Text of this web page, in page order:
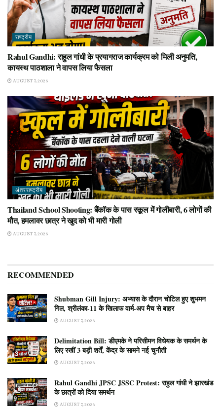
राष्ट्रीय
Rahul Gandhi: राहुल गांधी के प्रयागराज कार्यक्रम को मिली अनुमति,
कायस्थ पाठशाला ने वापस लिया फैसला
AUGUST 7, 2026
अंतरराष्ट्रीय
Thailand School Shooting: बैंकॉक के पास स्कूल में गोलीबारी, 6 लोगों की
मौत, हमलावर छात्र ने खुद को भी मारी गोली
AUGUST 7, 2026
RECOMMENDED
Shubman Gill Injury: अभ्यास के दौरान चोटिल हुए शुभमन
गिल, श्रीलंका-11 के खिलाफ वार्म-अप मैच से बाहर
AUGUST 7, 2026
Delimitation Bill: डीएमके ने परिसीमन विधेयक के समर्थन के
लिए रखीं 3 बड़ी शर्तें, केंद्र के सामने नई चुनौती
AUGUST 7, 2026
Rahul Gandhi JPSC JSSC Protest: राहुल गांधी ने झारखंड
के छात्रों को दिया समर्थन
AUGUST 7, 2026